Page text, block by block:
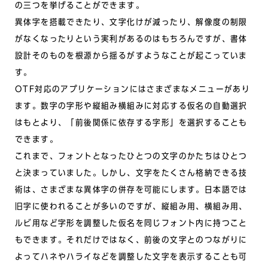
の三つを挙げることができます。
異体字を搭載できたり、文字化けが減ったり、解像度の制限
がなくなったりという実利があるのはもちろんですが、書体
設計そのものを根源から揺るがすようなことが起こっていま
す。
OTF対応のアプリケーションにはさまざまなメニューがあり
ます。数字の字形や縦組み横組みに対応する仮名の自動選択
はもとより、「前後関係に依存する字形」を選択することも
できます。
これまで、フォントとなったひとつの文字のかたちはひとつ
と決まっていました。しかし、文字をたくさん格納できる技
術は、さまざまな異体字の併存を可能にします。日本語では
旧字に使われることが多いのですが、縦組み用、横組み用、
ルビ用など字形を調整した仮名を同じフォント内に持つこと
もできます。それだけではなく、前後の文字とのつながりに
よってハネやハライなどを調整した文字を表示することも可